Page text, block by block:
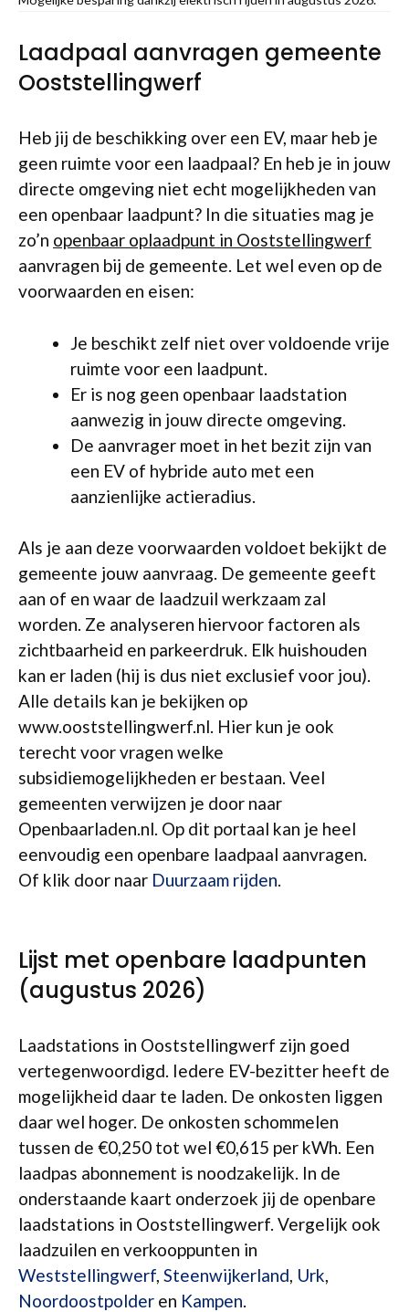
Laadpaal aanvragen gemeente
Ooststellingwerf
Heb jij de beschikking over een EV, maar heb je
geen ruimte voor een laadpaal? En heb je in jouw
directe omgeving niet echt mogelijkheden van
een openbaar laadpunt? In die situaties mag je
zo’n openbaar oplaadpunt in Ooststellingwerf
aanvragen bij de gemeente. Let wel even op de
voorwaarden en eisen:
Je beschikt zelf niet over voldoende vrije
ruimte voor een laadpunt.
Er is nog geen openbaar laadstation
aanwezig in jouw directe omgeving.
De aanvrager moet in het bezit zijn van
een EV of hybride auto met een
aanzienlijke actieradius.
Als je aan deze voorwaarden voldoet bekijkt de
gemeente jouw aanvraag. De gemeente geeft
aan of en waar de laadzuil werkzaam zal
worden. Ze analyseren hiervoor factoren als
zichtbaarheid en parkeerdruk. Elk huishouden
kan er laden (hij is dus niet exclusief voor jou).
Alle details kan je bekijken op
www.ooststellingwerf.nl. Hier kun je ook
terecht voor vragen welke
subsidiemogelijkheden er bestaan. Veel
gemeenten verwijzen je door naar
Openbaarladen.nl. Op dit portaal kan je heel
eenvoudig een openbare laadpaal aanvragen.
Of klik door naar Duurzaam rijden.
Lijst met openbare laadpunten
(augustus 2026)
Laadstations in Ooststellingwerf zijn goed
vertegenwoordigd. Iedere EV-bezitter heeft de
mogelijkheid daar te laden. De onkosten liggen
daar wel hoger. De onkosten schommelen
tussen de €0,250 tot wel €0,615 per kWh. Een
laadpas abonnement is noodzakelijk. In de
onderstaande kaart onderzoek jij de openbare
laadstations in Ooststellingwerf. Vergelijk ook
laadzuilen en verkooppunten in
Weststellingwerf, Steenwijkerland, Urk,
Noordoostpolder en Kampen.